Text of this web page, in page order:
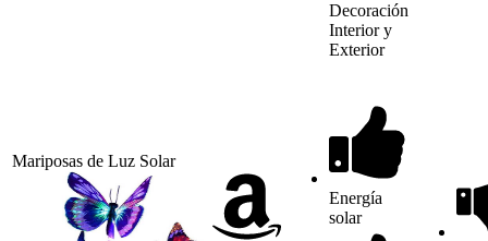
Decoración
Interior y
Exterior
Mariposas de Luz Solar
Energía
solar